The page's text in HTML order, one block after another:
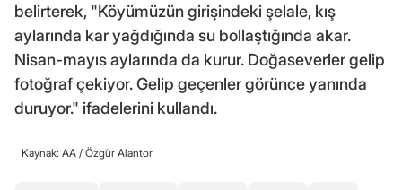
belirterek, "Köyümüzün girişindeki şelale, kış
aylarında kar yağdığında su bollaştığında akar.
Nisan-mayıs aylarında da kurur. Doğaseverler gelip
fotoğraf çekiyor. Gelip geçenler görünce yanında
duruyor." ifadelerini kullandı.
Kaynak: AA / Özgür Alantor